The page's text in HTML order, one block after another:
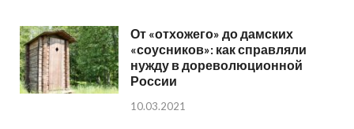
От «отхожего» до дамских
«соусников»: как справляли
нужду в дореволюционной
России
10.03.2021